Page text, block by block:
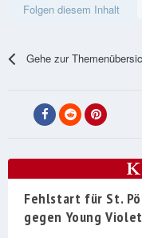
Folgen diesem Inhalt
Gehe zur
Fehlstart für St.
gegen Young